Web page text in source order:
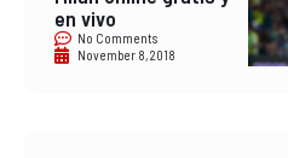
en vivo
No Comments
November 8, 2018